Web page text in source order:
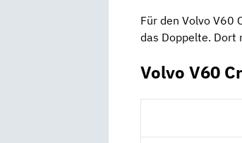
Für den Volvo V60
das Doppelte. Dort
Volvo V60